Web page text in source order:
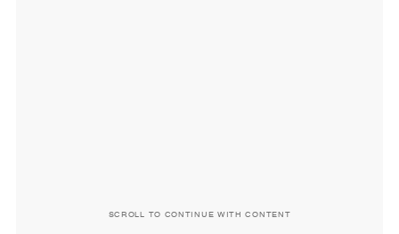
SCROLL TO CONTINUE WITH CONTENT